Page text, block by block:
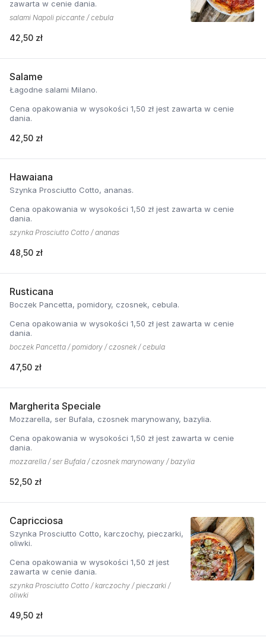
zawarta w cenie dania.
salami Napoli piccante / cebula
42,50 zł
Salame
Łagodne salami Milano.
Cena opakowania w wysokości 1,50 zł jest zawarta w cenie
dania.
42,50 zł
Hawaiana
Szynka Prosciutto Cotto, ananas.
Cena opakowania w wysokości 1,50 zł jest zawarta w cenie
dania.
szynka Prosciutto Cotto / ananas
48,50 zł
Rusticana
Boczek Pancetta, pomidory, czosnek, cebula.
Cena opakowania w wysokości 1,50 zł jest zawarta w cenie
dania.
boczek Pancetta / pomidory / czosnek / cebula
47,50 zł
Margherita Speciale
Mozzarella, ser Bufala, czosnek marynowany, bazylia.
Cena opakowania w wysokości 1,50 zł jest zawarta w cenie
dania.
mozzarella / ser Bufala / czosnek marynowany / bazylia
52,50 zł
Capricciosa
Szynka Prosciutto Cotto, karczochy, pieczarki,
oliwki.
Cena opakowania w wysokości 1,50 zł jest
zawarta w cenie dania.
szynka Prosciutto Cotto / karczochy / pieczarki /
oliwki
49,50 zł